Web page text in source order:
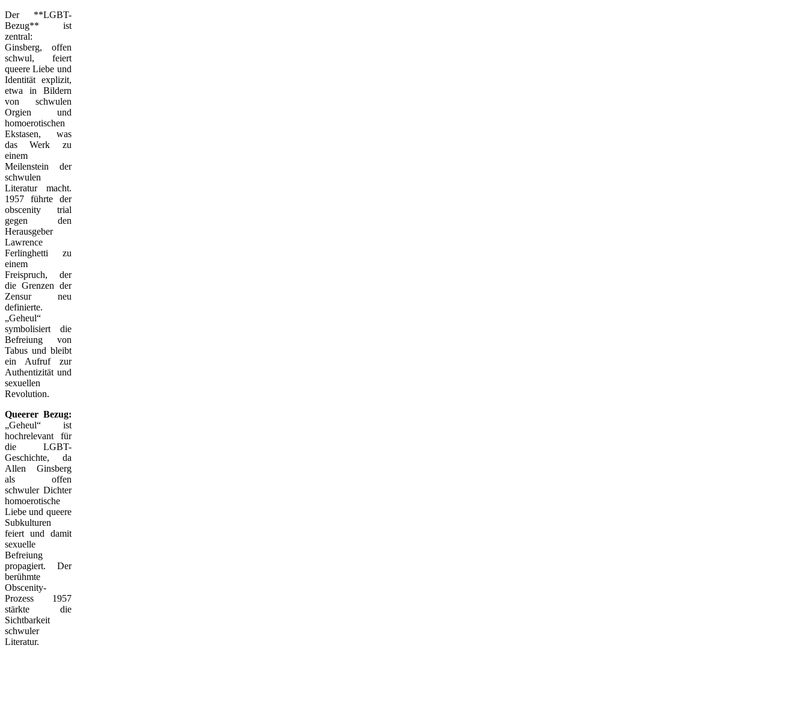
Der **LGBT-
Bezug** ist
zentral:
Ginsberg, offen
schwul, feiert
queere Liebe und
Identität explizit,
etwa in Bildern
von schwulen
Orgien und
homoerotischen
Ekstasen, was
das Werk zu
einem
Meilenstein der
schwulen
Literatur macht.
1957 führte der
obscenity trial
gegen den
Herausgeber
Lawrence
Ferlinghetti zu
einem
Freispruch, der
die Grenzen der
Zensur neu
definierte.
„Geheul“
symbolisiert die
Befreiung von
Tabus und bleibt
ein Aufruf zur
Authentizität und
sexuellen
Revolution.
Queerer Bezug:
„Geheul“ ist
hochrelevant für
die LGBT-
Geschichte, da
Allen Ginsberg
als offen
schwuler Dichter
homoerotische
Liebe und queere
Subkulturen
feiert und damit
sexuelle
Befreiung
propagiert. Der
berühmte
Obscenity-
Prozess 1957
stärkte die
Sichtbarkeit
schwuler
Literatur.